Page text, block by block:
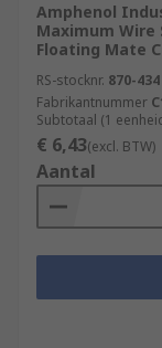
Amphenol
Maximum Wire
Floating Mate
RS-stocknr. 870-434
Fabrikantnummer
Subtotaal (1
€ 6,43(excl. BTW)
Aantal